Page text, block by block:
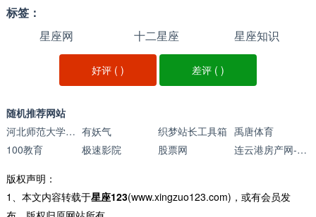
标签：
星座网
十二星座 星座知识
好评 () 差评 ( )
随机推荐网站
河北师范大学汇华学院 有妖气 织梦站长工具箱 禹唐体育
100教育
极速影院 股票网 连云港房产网--您身边的房产专家
版权声明：
1、本文内容转载于星座123(www.xingzuo123.com)，或有会员发